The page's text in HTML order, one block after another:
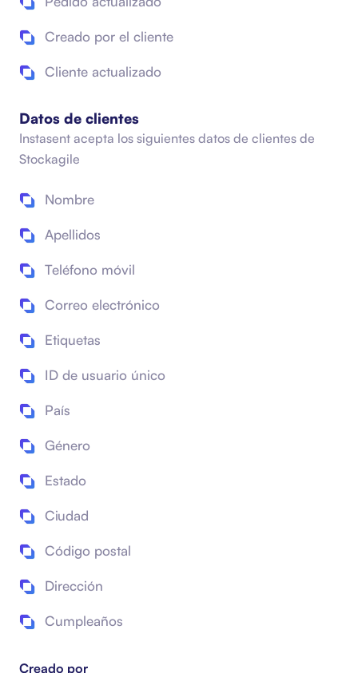
Creado por
Creado por el cliente
Cliente actualizado
Datos de clientes
Instasent acepta los siguientes datos de clientes de
Stockagile
Nombre
Apellidos
Teléfono móvil
Correo electrónico
Etiquetas
ID de usuario único
País
Género
Estado
Ciudad
Código postal
Dirección
Cumpleaños